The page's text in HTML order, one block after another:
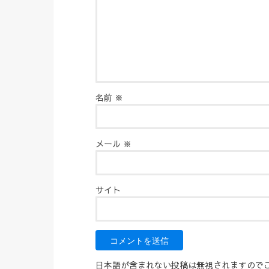
名前 ※
メール ※
サイト
日本語が含まれない投稿は無視されますので